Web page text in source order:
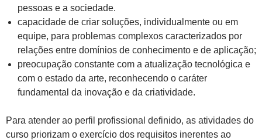
pessoas e a sociedade.
capacidade de criar soluções, individualmente ou em
equipe, para problemas complexos caracterizados por
relações entre domínios de conhecimento e de aplicação;
preocupação constante com a atualização tecnológica e
com o estado da arte, reconhecendo o caráter
fundamental da inovação e da criatividade.
Para atender ao perfil profissional definido, as atividades do
curso priorizam o exercício dos requisitos inerentes ao